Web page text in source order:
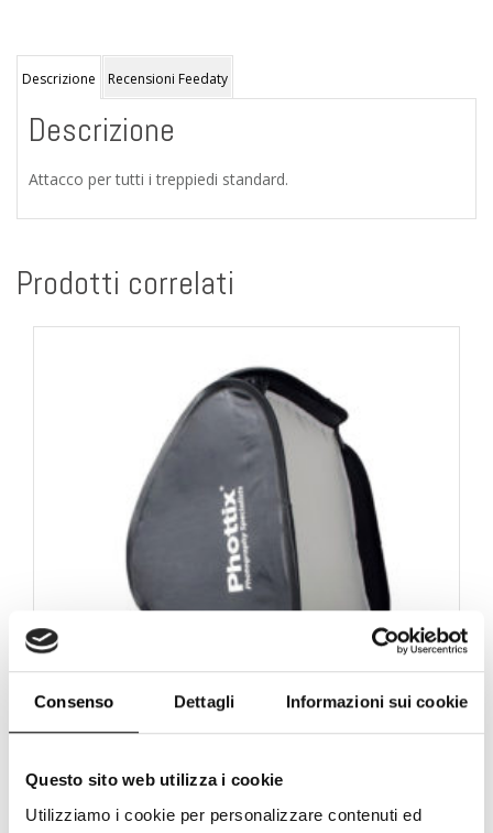
Consenso Dettagli Informazioni sui cookie
Questo sito web utilizza i cookie
Utilizziamo i cookie per personalizzare contenuti ed
Descrizione Recensioni Feedaty
Descrizione
Attacco per tutti i treppiedi standard.
Prodotti correlati
Phottix easy-folder softbox kit 40x40cm